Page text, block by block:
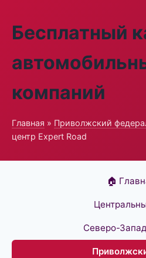
Бесплатный
компаний
Главная » Приволжский
центр Expert Road
🏠
Северо-